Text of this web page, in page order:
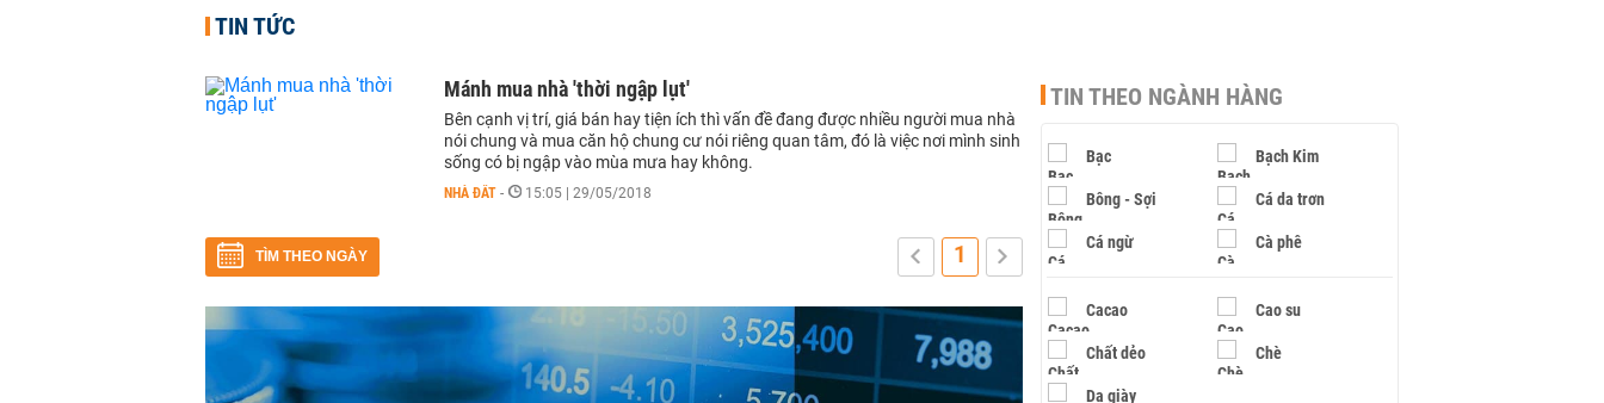
TIN TỨC
Mánh mua nhà 'thời ngập lụt'
Bên cạnh vị trí, giá bán hay tiện ích thì vấn đề đang được nhiều người mua nhà
nói chung và mua căn hộ chung cư nói riêng quan tâm, đó là việc nơi mình sinh
sống có bị ngập vào mùa mưa hay không.
NHÀ ĐẤT - 15:05 | 29/05/2018
TÌM THEO NGÀY 1
TIN THEO NGÀNH HÀNG
Bạc Bạch Kim
Bông - Sợi Cá da trơn
Cá ngừ Cà phê
Cacao Cao su
Chất dẻo Chè
Da giày